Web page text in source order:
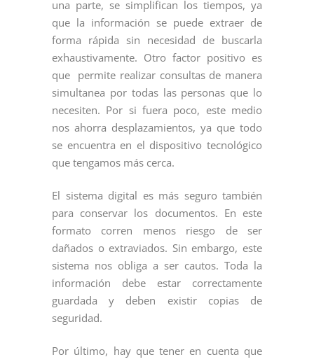
una parte, se simplifican los tiempos, ya
que la información se puede extraer de
forma rápida sin necesidad de buscarla
exhaustivamente. Otro factor positivo es
que permite realizar consultas de manera
simultanea por todas las personas que lo
necesiten. Por si fuera poco, este medio
nos ahorra desplazamientos, ya que todo
se encuentra en el dispositivo tecnológico
que tengamos más cerca.
El sistema digital es más seguro también
para conservar los documentos. En este
formato corren menos riesgo de ser
dañados o extraviados. Sin embargo, este
sistema nos obliga a ser cautos. Toda la
información debe estar correctamente
guardada y deben existir copias de
seguridad.
Por último, hay que tener en cuenta que